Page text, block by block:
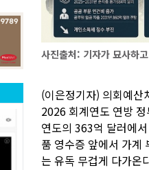
사진출처: 기자가 묘사하
(이은정기자) 의회예
2026 회계연도 연방
연도의 363억 달러에
품 영수증 앞에서 가계
는 유독 무겁게 다가온